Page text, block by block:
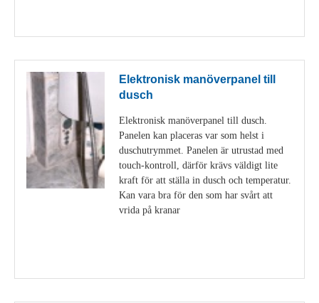
Elektronisk manöverpanel till
dusch
Elektronisk manöverpanel till dusch.
Panelen kan placeras var som helst i
duschutrymmet. Panelen är utrustad med
touch-kontroll, därför krävs väldigt lite
kraft för att ställa in dusch och temperatur.
Kan vara bra för den som har svårt att
vrida på kranar